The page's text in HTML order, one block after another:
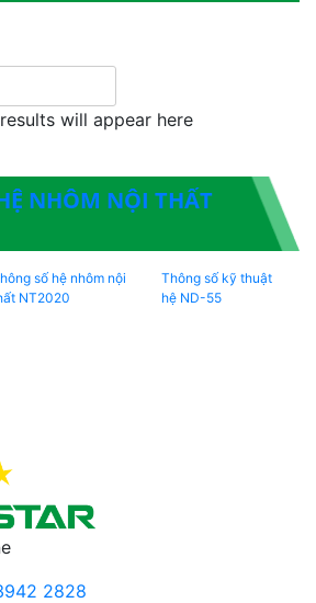
will appear here
NHÔM NỘI THẤT
số hệ nhôm nội
NT2020
Thông số kỹ thuật
hệ ND-55
2828